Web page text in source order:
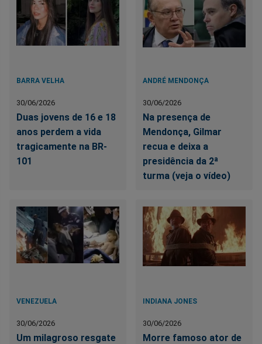
BARRA VELHA
30/06/2026
Duas jovens de 16 e 18
anos perdem a vida
tragicamente na BR-
101
ANDRÉ MENDONÇA
30/06/2026
Na presença de
Mendonça, Gilmar
recua e deixa a
presidência da 2ª
turma (veja o vídeo)
VENEZUELA
30/06/2026
Um milagroso resgate
INDIANA JONES
30/06/2026
Morre famoso ator de